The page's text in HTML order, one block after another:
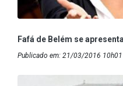
Fafá de Belém se
Publicado em: 21/03/2016 10h01